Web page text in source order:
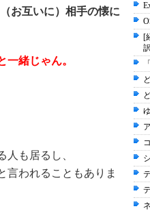
（お互いに）相手の懐に
一緒じゃん。
人も居るし、
言われることもありま
[